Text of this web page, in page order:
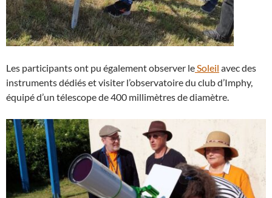
Les participants ont pu également observer leSoleil avec des
instruments dédiés et visiter l’observatoire du club d’Imphy,
équipé d’un télescope de 400 millimètres de diamètre.